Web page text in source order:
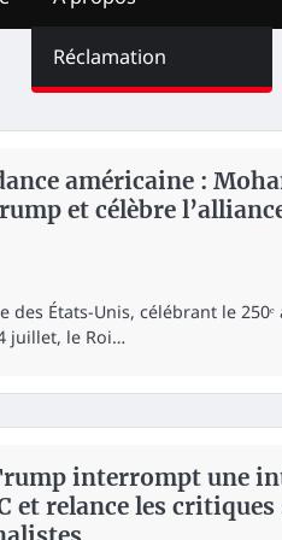
Réclamation
américaine :
et célèbre
des États-Unis, célébrant le
juillet, le Roi…
interrompt une
et relance les